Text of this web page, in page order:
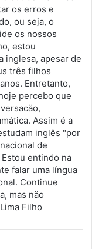
os erros e
ou seja, o
os nossos
estou
inglesa, apesar de
três filhos
Entretanto,
percebo que
Assim é a
inglês "por
de
entindo na
falar uma língua
Continue
mas näo
Filho